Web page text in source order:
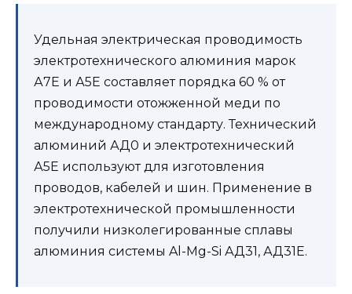
Удельная электрическая проводимость
электротехнического алюминия марок
А7Е и А5Е составляет порядка 60 % от
проводимости отожженной меди по
международному стандарту. Технический
алюминий АД0 и электротехнический
А5Е используют для изготовления
проводов, кабелей и шин. Применение в
электротехнической промышленности
получили низколегированные сплавы
алюминия системы Al-Mg-Si АД31, АД31Е.